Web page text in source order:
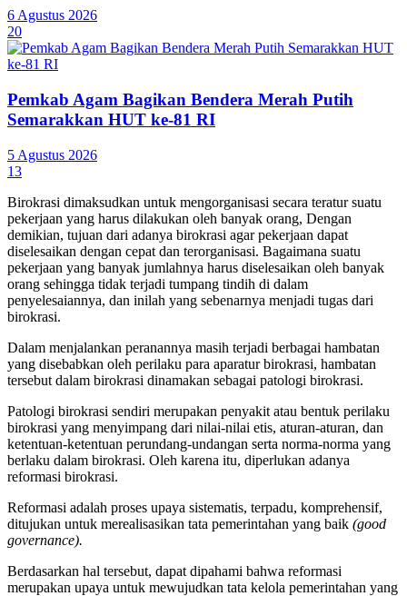
6 Agustus 2026
20
Pemkab Agam Bagikan Bendera Merah Putih
Semarakkan HUT ke-81 RI
5 Agustus 2026
13
Birokrasi dimaksudkan untuk mengorganisasi secara teratur suatu
pekerjaan yang harus dilakukan oleh banyak orang, Dengan
demikian, tujuan dari adanya birokrasi agar pekerjaan dapat
diselesaikan dengan cepat dan terorganisasi. Bagaimana suatu
pekerjaan yang banyak jumlahnya harus diselesaikan oleh banyak
orang sehingga tidak terjadi tumpang tindih di dalam
penyelesaiannya, dan inilah yang sebenarnya menjadi tugas dari
birokrasi.
Dalam menjalankan peranannya masih terjadi berbagai hambatan
yang disebabkan oleh perilaku para aparatur birokrasi, hambatan
tersebut dalam birokrasi dinamakan sebagai patologi birokrasi.
Patologi birokrasi sendiri merupakan penyakit atau bentuk perilaku
birokrasi yang menyimpang dari nilai-nilai etis, aturan-aturan, dan
ketentuan-ketentuan perundang-undangan serta norma-norma yang
berlaku dalam birokrasi. Oleh karena itu, diperlukan adanya
reformasi birokrasi.
Reformasi adalah proses upaya sistematis, terpadu, komprehensif,
ditujukan untuk merealisasikan tata pemerintahan yang baik (good
governance).
Berdasarkan hal tersebut, dapat dipahami bahwa reformasi
merupakan upaya untuk mewujudkan tata kelola pemerintahan yang